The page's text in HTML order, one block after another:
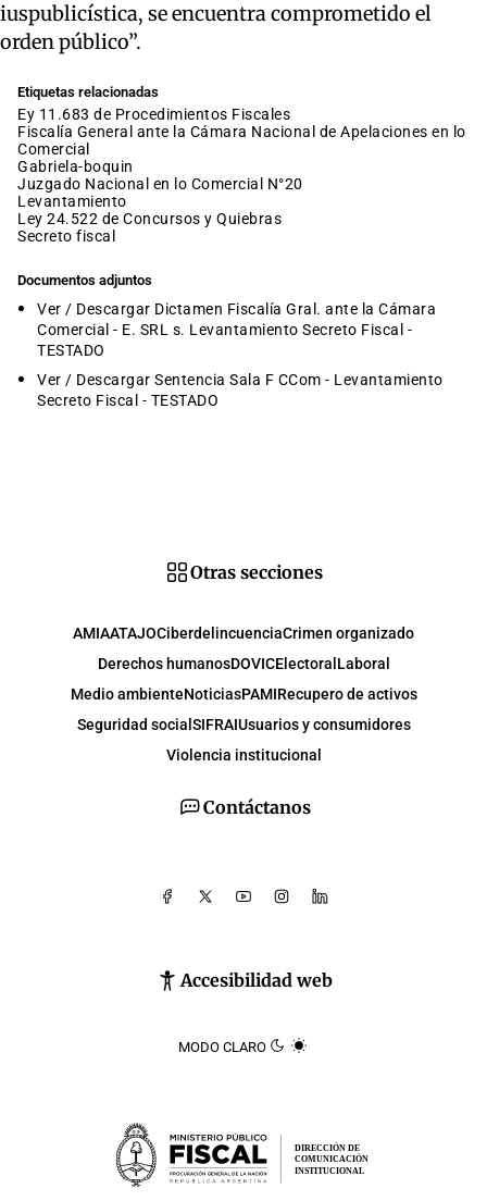
iuspublicística, se encuentra comprometido el
orden público”.
Etiquetas relacionadas
ey 11.683 de Procedimientos Fiscales
Fiscalía General ante la Cámara Nacional de Apelaciones en lo
Comercial
gabriela-boquin
Juzgado Nacional en lo Comercial N°20
levantamiento
Ley 24.522 de Concursos y Quiebras
secreto fiscal
Documentos adjuntos
Ver / Descargar Dictamen Fiscalía Gral. ante la Cámara
Comercial - E. SRL s. Levantamiento Secreto Fiscal -
TESTADO
Ver / Descargar Sentencia Sala F CCom - Levantamiento
Secreto Fiscal - TESTADO
Contáctanos
Accesibilidad web
MODO CLARO
Otras secciones
AMIAATAJOCiberdelincuenciaCrimen organizado
Derechos humanosDOVICElectoral Laboral
Medio ambienteNoticiasPAMIRecupero de activos
Seguridad social SIFRAIUsuarios y consumidores
Violencia institucional
DIRECCIÓN DE
COMUNICACIÓN
INSTITUCIONAL